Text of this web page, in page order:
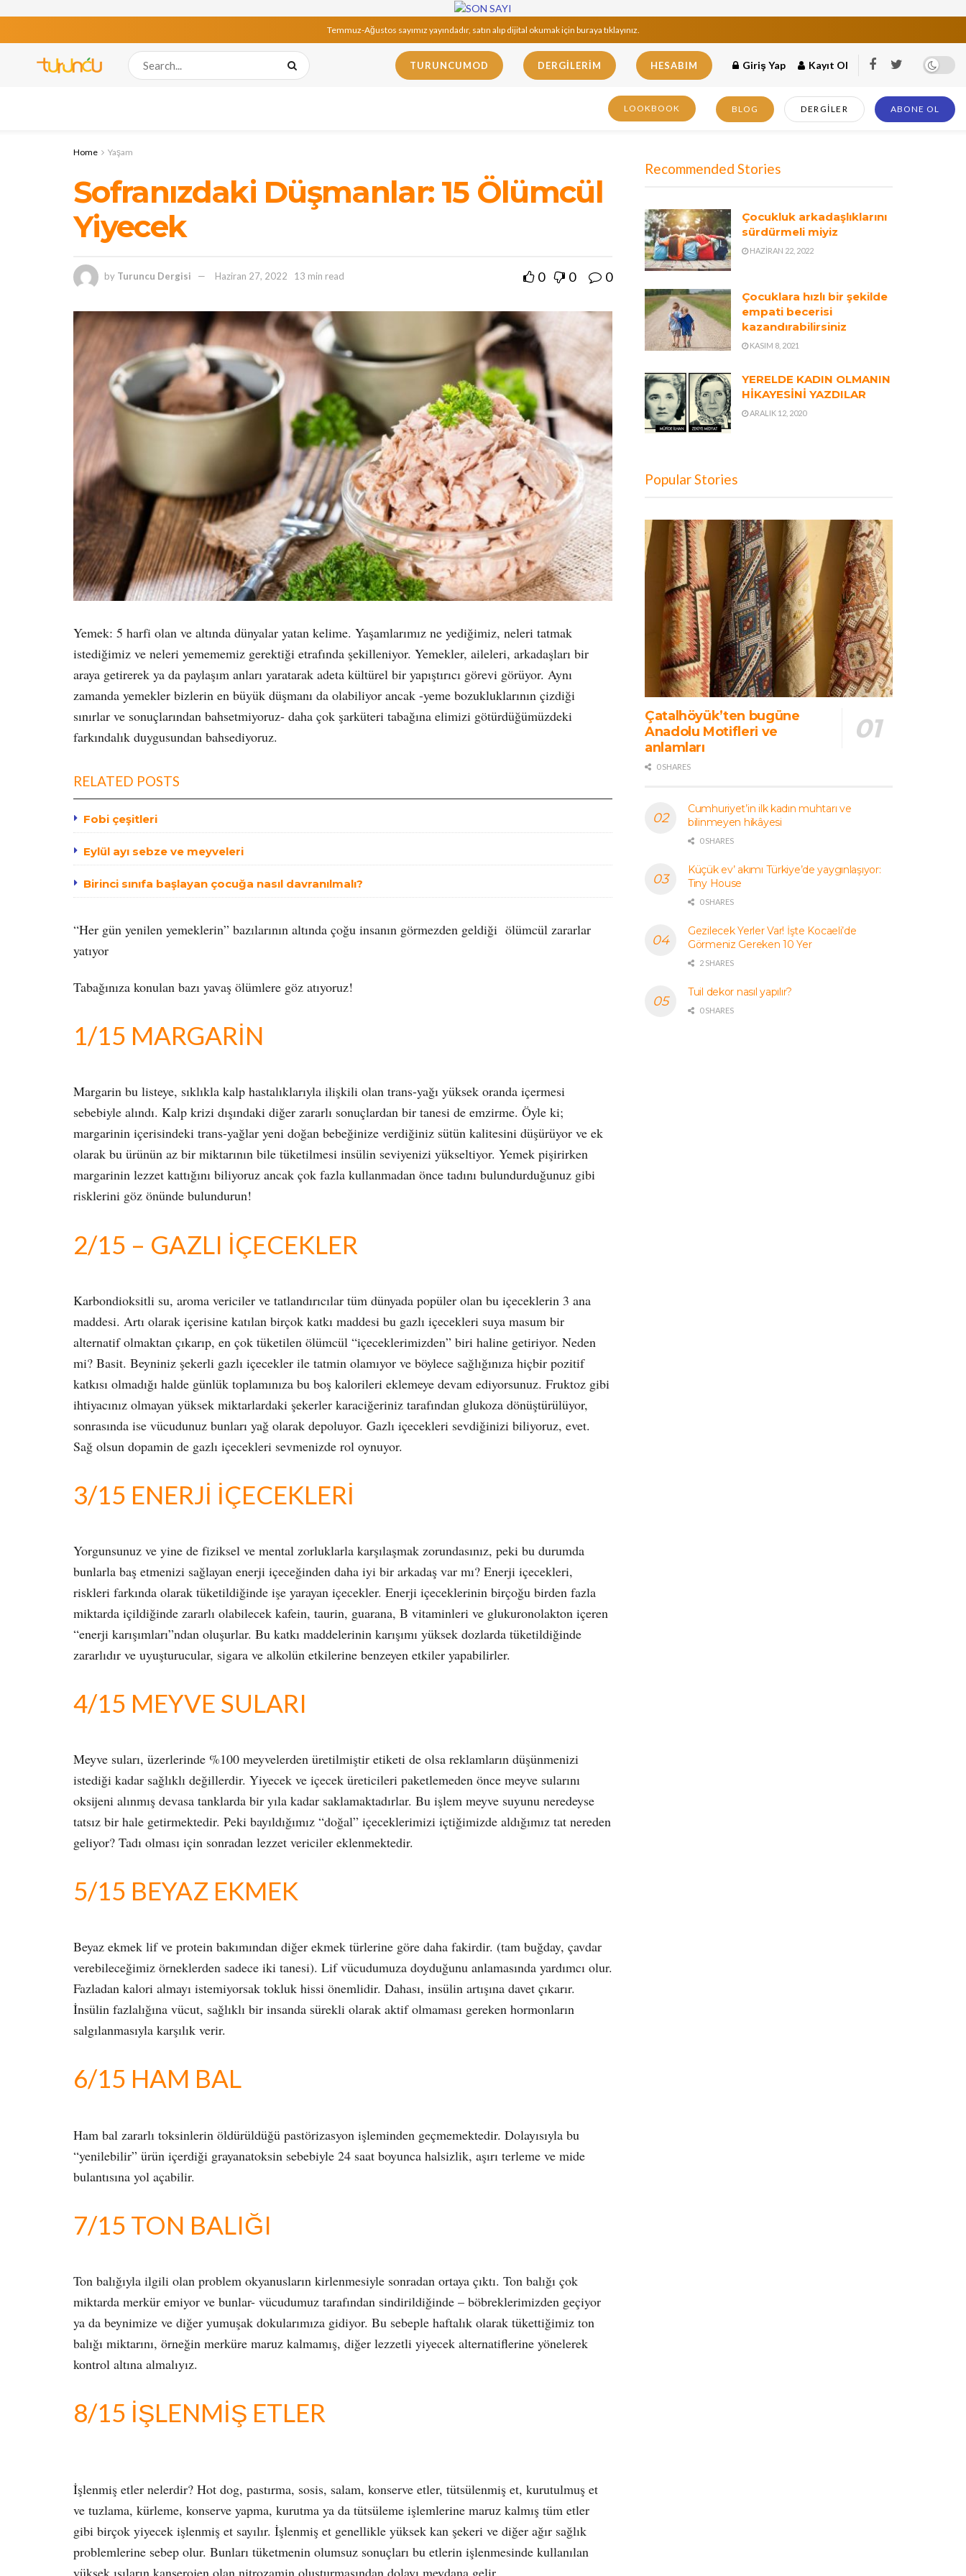
Temmuz-Ağustos sayımız yayındadır, satın alıp dijital okumak için buraya tıklayınız.
TURUNCUMOD DERGILERIM HESABIM Giriş Yap Kayıt Ol
LOOKBOOK BLOG DERGILER ABONE OL
Home Yaşam
Sofranızdaki Düşmanlar: 15 Ölümcül
Yiyecek
by Turuncu Dergisi Haziran 27, 2022 13 min read 0 0 0
Yemek: 5 harfi olan ve altında dünyalar yatan kelime. Yaşamlarımız ne yediğimiz, neleri tatmak
istediğimiz ve neleri yemememiz gerektiği etrafında şekilleniyor. Yemekler, aileleri, arkadaşları bir
araya getirerek ya da paylaşım anları yaratarak adeta kültürel bir yapıştırıcı görevi görüyor. Aynı
zamanda yemekler bizlerin en büyük düşmanı da olabiliyor ancak -yeme bozukluklarının çizdiği
sınırlar ve sonuçlarından bahsetmiyoruz- daha çok şarküteri tabağına elimizi götürdüğümüzdeki
farkındalık duygusundan bahsediyoruz.
RELATED POSTS
Fobi çeşitleri
Eylül ayı sebze ve meyveleri
Birinci sınıfa başlayan çocuğa nasıl davranılmalı?
“Her gün yenilen yemeklerin” bazılarının altında çoğu insanın görmezden geldiği ölümcül zararlar
yatıyor
Tabağınıza konulan bazı yavaş ölümlere göz atıyoruz!
1/15 MARGARİN
Margarin bu listeye, sıklıkla kalp hastalıklarıyla ilişkili olan trans-yağı yüksek oranda içermesi
sebebiyle alındı. Kalp krizi dışındaki diğer zararlı sonuçlardan bir tanesi de emzirme. Öyle ki;
margarinin içerisindeki trans-yağlar yeni doğan bebeğinize verdiğiniz sütün kalitesini düşürüyor ve ek
olarak bu ürünün az bir miktarının bile tüketilmesi insülin seviyenizi yükseltiyor. Yemek pişirirken
margarinin lezzet kattığını biliyoruz ancak çok fazla kullanmadan önce tadını bulundurduğunuz gibi
risklerini göz önünde bulundurun!
2/15 – GAZLI İÇECEKLER
Karbondioksitli su, aroma vericiler ve tatlandırıcılar tüm dünyada popüler olan bu içeceklerin 3 ana
maddesi. Artı olarak içerisine katılan birçok katkı maddesi bu gazlı içecekleri suya masum bir
alternatif olmaktan çıkarıp, en çok tüketilen ölümcül “içeceklerimizden” biri haline getiriyor. Neden
mi? Basit. Beyniniz şekerli gazlı içecekler ile tatmin olamıyor ve böylece sağlığınıza hiçbir pozitif
katkısı olmadığı halde günlük toplamınıza bu boş kalorileri eklemeye devam ediyorsunuz. Fruktoz gibi
ihtiyacınız olmayan yüksek miktarlardaki şekerler karaciğeriniz tarafından glukoza dönüştürülüyor,
sonrasında ise vücudunuz bunları yağ olarak depoluyor. Gazlı içecekleri sevdiğinizi biliyoruz, evet.
Sağ olsun dopamin de gazlı içecekleri sevmenizde rol oynuyor.
3/15 ENERJİ İÇECEKLERİ
Yorgunsunuz ve yine de fiziksel ve mental zorluklarla karşılaşmak zorundasınız, peki bu durumda
bunlarla baş etmenizi sağlayan enerji içeceğinden daha iyi bir arkadaş var mı? Enerji içecekleri,
riskleri farkında olarak tüketildiğinde işe yarayan içecekler. Enerji içeceklerinin birçoğu birden fazla
miktarda içildiğinde zararlı olabilecek kafein, taurin, guarana, B vitaminleri ve glukuronolakton içeren
“enerji karışımları”ndan oluşurlar. Bu katkı maddelerinin karışımı yüksek dozlarda tüketildiğinde
zararlıdır ve uyuşturucular, sigara ve alkolün etkilerine benzeyen etkiler yapabilirler.
4/15 MEYVE SULARI
Meyve suları, üzerlerinde %100 meyvelerden üretilmiştir etiketi de olsa reklamların düşünmenizi
istediği kadar sağlıklı değillerdir. Yiyecek ve içecek üreticileri paketlemeden önce meyve sularını
oksijeni alınmış devasa tanklarda bir yıla kadar saklamaktadırlar. Bu işlem meyve suyunu neredeyse
tatsız bir hale getirmektedir. Peki bayıldığımız “doğal” içeceklerimizi içtiğimizde aldığımız tat nereden
geliyor? Tadı olması için sonradan lezzet vericiler eklenmektedir.
5/15 BEYAZ EKMEK
Beyaz ekmek lif ve protein bakımından diğer ekmek türlerine göre daha fakirdir. (tam buğday, çavdar
verebileceğimiz örneklerden sadece iki tanesi). Lif vücudumuza doyduğunu anlamasında yardımcı olur.
Fazladan kalori almayı istemiyorsak tokluk hissi önemlidir. Dahası, insülin artışına davet çıkarır.
İnsülin fazlalığına vücut, sağlıklı bir insanda sürekli olarak aktif olmaması gereken hormonların
salgılanmasıyla karşılık verir.
6/15 HAM BAL
Ham bal zararlı toksinlerin öldürüldüğü pastörizasyon işleminden geçmemektedir. Dolayısıyla bu
“yenilebilir” ürün içerdiği grayanatoksin sebebiyle 24 saat boyunca halsizlik, aşırı terleme ve mide
bulantısına yol açabilir.
7/15 TON BALIĞI
Ton balığıyla ilgili olan problem okyanusların kirlenmesiyle sonradan ortaya çıktı. Ton balığı çok
miktarda merkür emiyor ve bunlar- vücudumuz tarafından sindirildiğinde – böbreklerimizden geçiyor
ya da beynimize ve diğer yumuşak dokularımıza gidiyor. Bu sebeple haftalık olarak tükettiğimiz ton
balığı miktarını, örneğin merküre maruz kalmamış, diğer lezzetli yiyecek alternatiflerine yönelerek
kontrol altına almalıyız.
8/15 İŞLENMİŞ ETLER
İşlenmiş etler nelerdir? Hot dog, pastırma, sosis, salam, konserve etler, tütsülenmiş et, kurutulmuş et
ve tuzlama, kürleme, konserve yapma, kurutma ya da tütsüleme işlemlerine maruz kalmış tüm etler
gibi birçok yiyecek işlenmiş et sayılır. İşlenmiş et genellikle yüksek kan şekeri ve diğer ağır sağlık
problemlerine sebep olur. Bunları tüketmenin olumsuz sonuçları bu etlerin işlenmesinde kullanılan
yüksek ısıların kanserojen olan nitrozamin oluşturmasından dolayı meydana gelir.
Recommended Stories
Çocukluk arkadaşlıklarını
sürdürmeli miyiz
HAZIRAN 22, 2022
Çocuklara hızlı bir şekilde
empati becerisi
kazandırabilirsiniz
KASIM 8, 2021
YERELDE KADIN OLMANIN
HİKAYESİNİ YAZDILAR
ARALIK 12, 2020
Popular Stories
Çatalhöyük’ten bugüne
Anadolu Motifleri ve
anlamları
0 SHARES
Cumhuriyet’in ilk kadın muhtarı ve
bilinmeyen hikâyesi
0 SHARES
Küçük ev’ akımı Türkiye’de yaygınlaşıyor:
Tiny House
0 SHARES
Gezilecek Yerler Var! İşte Kocaeli’de
Görmeniz Gereken 10 Yer
2 SHARES
Tuil dekor nasıl yapılır?
0 SHARES